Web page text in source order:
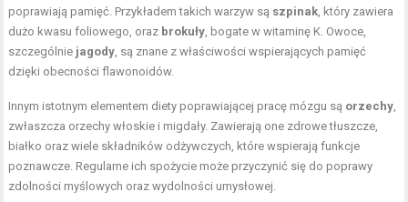
poprawiają pamięć. Przykładem takich warzyw są szpinak, który zawiera
dużo kwasu foliowego, oraz brokuły, bogate w witaminę K. Owoce,
szczególnie jagody, są znane z właściwości wspierających pamięć
dzięki obecności flawonoidów.
Innym istotnym elementem diety poprawiającej pracę mózgu są orzechy,
zwłaszcza orzechy włoskie i migdały. Zawierają one zdrowe tłuszcze,
białko oraz wiele składników odżywczych, które wspierają funkcje
poznawcze. Regularne ich spożycie może przyczynić się do poprawy
zdolności myślowych oraz wydolności umysłowej.